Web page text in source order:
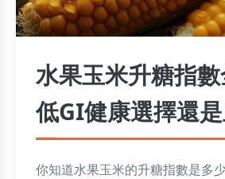
水果玉米升糖指數
低GI健康選擇還
雷？
你知道水果玉米的升糖指數是多